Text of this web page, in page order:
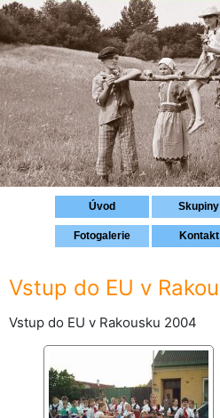
Úvod Skupiny
Fotogalerie Kontakt
Vstup do EU v
Vstup do EU v Rakousku 2004